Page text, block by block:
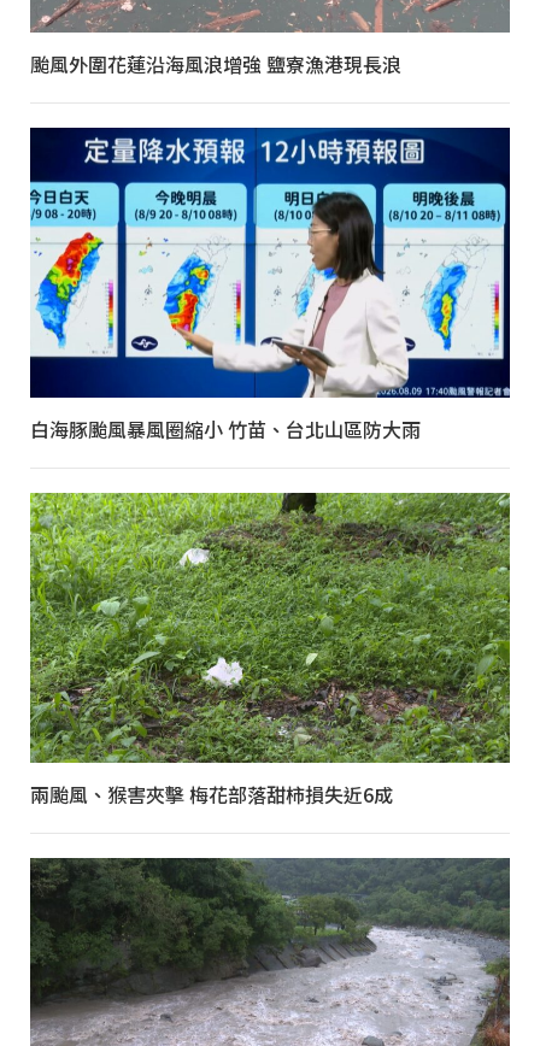
颱風外圍花蓮沿海風浪增強 鹽寮漁港現長浪
白海豚颱風暴風圈縮小 竹苗、台北山區防大雨
兩颱風、猴害夾擊 梅花部落甜柿損失近6成